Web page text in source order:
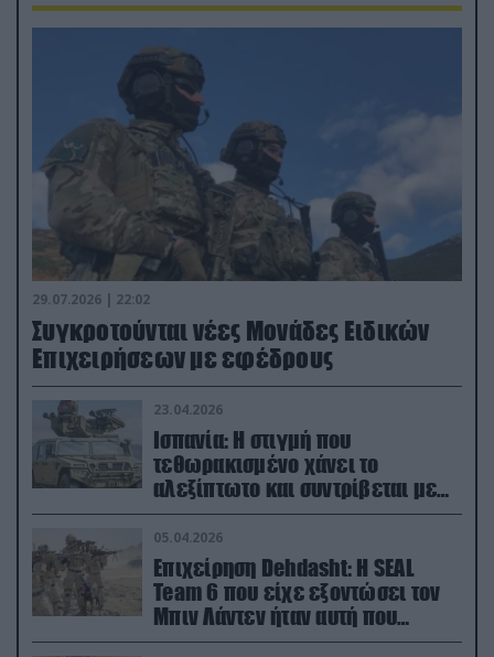
29.07.2026 | 22:02
Συγκροτούνται νέες Μονάδες Ειδικών
Επιχειρήσεων με εφέδρους
23.04.2026
Ισπανία: Η στιγμή που
τεθωρακισμένο χάνει το
αλεξίπτωτο και συντρίβεται με
ορμή στο έδαφος (βίντεο)
05.04.2026
Επιχείρηση Dehdasht: Η SEAL
Team 6 που είχε εξοντώσει τον
Μπιν Λάντεν ήταν αυτή που
διέσωσε τον πιλότο του F-15